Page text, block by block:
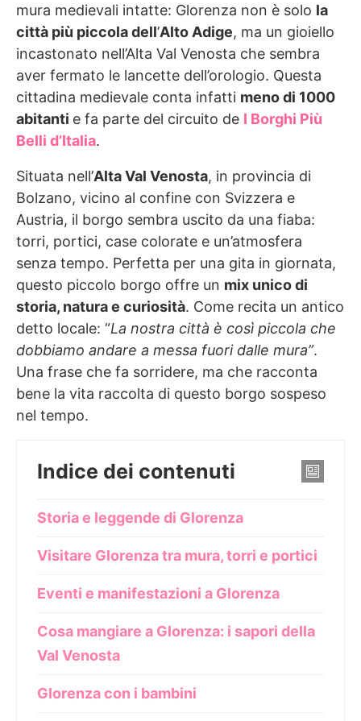
mura medievali intatte: Glorenza non è solo la
città più piccola dell’Alto Adige, ma un gioiello
incastonato nell’Alta Val Venosta che sembra
aver fermato le lancette dell’orologio. Questa
cittadina medievale conta infatti meno di 1000
abitanti e fa parte del circuito de I Borghi Più
Belli d’Italia.
Situata nell’Alta Val Venosta, in provincia di
Bolzano, vicino al confine con Svizzera e
Austria, il borgo sembra uscito da una fiaba:
torri, portici, case colorate e un’atmosfera
senza tempo. Perfetta per una gita in giornata,
questo piccolo borgo offre un mix unico di
storia, natura e curiosità. Come recita un antico
detto locale: “La nostra città è così piccola che
dobbiamo andare a messa fuori dalle mura”.
Una frase che fa sorridere, ma che racconta
bene la vita raccolta di questo borgo sospeso
nel tempo.
Indice dei contenuti
Storia e leggende di Glorenza
Visitare Glorenza tra mura, torri e portici
Eventi e manifestazioni a Glorenza
Cosa mangiare a Glorenza: i sapori della
Val Venosta
Glorenza con i bambini